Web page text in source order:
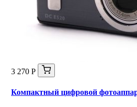
3 270 Р
Компактный цифровой